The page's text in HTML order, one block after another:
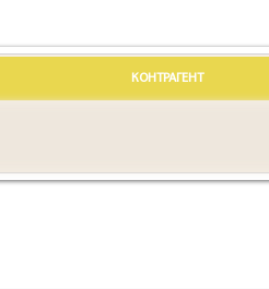
КОНТРАГЕНТ